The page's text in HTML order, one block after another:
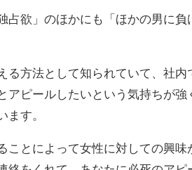
占欲」のほかにも「ほかの男に
る方法として知られていて、社内
アピールしたいという気持ちが
ます。
ことによって女性に対しての興味